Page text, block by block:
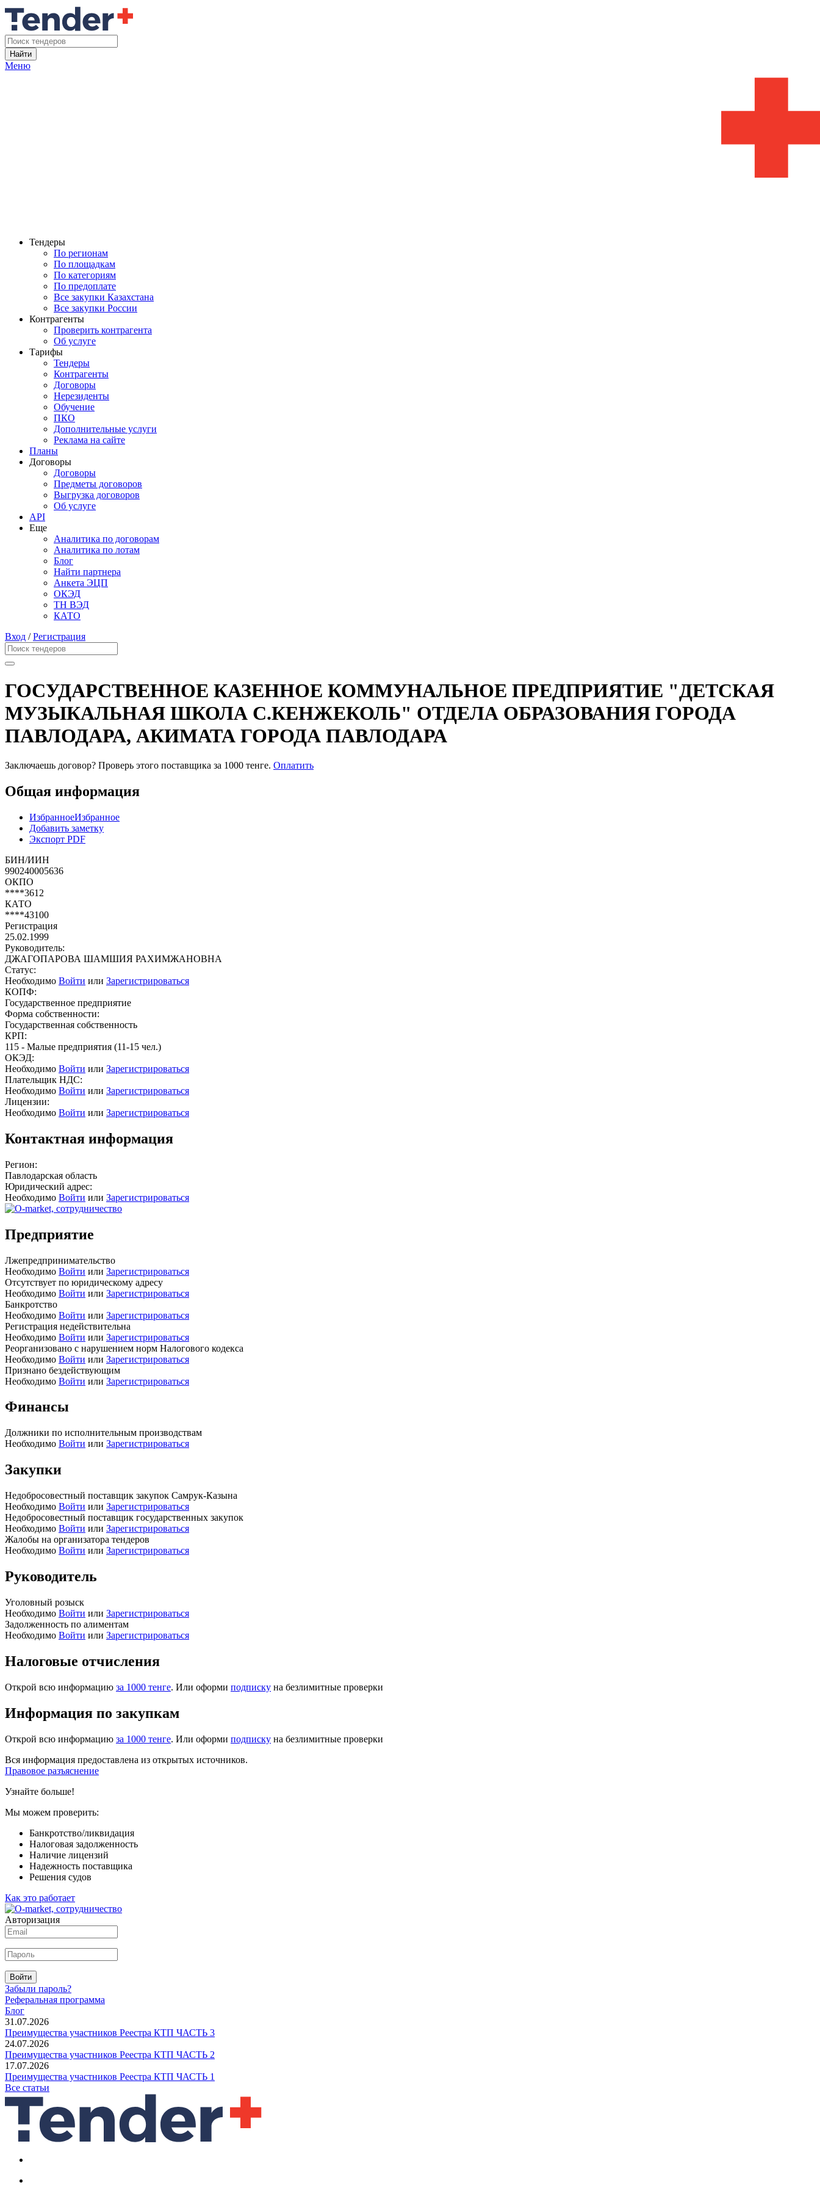
Найти
Меню
Тендеры
По регионам
По площадкам
По категориям
По предоплате
Все закупки Казахстана
Все закупки России
Контрагенты
Проверить контрагента
Об услуге
Тарифы
Тендеры
Контрагенты
Договоры
Нерезиденты
Обучение
ПКО
Дополнительные услуги
Реклама на сайте
Планы
Договоры
Договоры
Предметы договоров
Выгрузка договоров
Об услуге
API
Еще
Аналитика по договорам
Аналитика по лотам
Блог
Найти партнера
Анкета ЭЦП
ОКЭД
ТН ВЭД
КАТО
Вход /Регистрация
ГОСУДАРСТВЕННОЕ КАЗЕННОЕ КОММУНАЛЬНОЕ ПРЕДПРИЯТИЕ "ДЕТСКАЯ
МУЗЫКАЛЬНАЯ ШКОЛА С.КЕНЖЕКОЛЬ" ОТДЕЛА ОБРАЗОВАНИЯ ГОРОДА
ПАВЛОДАРА, АКИМАТА ГОРОДА ПАВЛОДАРА
Заключаешь договор? Проверь этого поставщика за 1000 тенге. Оплатить
Общая информация
ИзбранноеИзбранное
Добавить заметку
Экспорт PDF
БИН/ИИН
990240005636
ОКПО
****3612
КАТО
****43100
Регистрация
25.02.1999
Руководитель:
ДЖАГОПАРОВА ШАМШИЯ РАХИМЖАНОВНА
Статус:
Необходимо Войти или Зарегистрироваться
КОПФ:
Государственное предприятие
Форма собственности:
Государственная собственность
КРП:
115 - Малые предприятия (11-15 чел.)
ОКЭД:
Необходимо Войти или Зарегистрироваться
Плательщик НДС:
Необходимо Войти или Зарегистрироваться
Лицензии:
Необходимо Войти или Зарегистрироваться
Контактная информация
Регион:
Павлодарская область
Юридический адрес:
Необходимо Войти или Зарегистрироваться
Предприятие
Лжепредпринимательство
Необходимо Войти или Зарегистрироваться
Отсутствует по юридическому адресу
Необходимо Войти или Зарегистрироваться
Банкротство
Необходимо Войти или Зарегистрироваться
Регистрация недействительна
Необходимо Войти или Зарегистрироваться
Реорганизовано с нарушением норм Налогового кодекса
Необходимо Войти или Зарегистрироваться
Признано бездействующим
Необходимо Войти или Зарегистрироваться
Финансы
Должники по исполнительным производствам
Необходимо Войти или Зарегистрироваться
Закупки
Недобросовестный поставщик закупок Самрук-Казына
Необходимо Войти или Зарегистрироваться
Недобросовестный поставщик государственных закупок
Необходимо Войти или Зарегистрироваться
Жалобы на организатора тендеров
Необходимо Войти или Зарегистрироваться
Руководитель
Уголовный розыск
Необходимо Войти или Зарегистрироваться
Задолженность по алиментам
Необходимо Войти или Зарегистрироваться
Налоговые отчисления
Открой всю информацию за 1000 тенге. Или оформи подписку на безлимитные проверки
Информация по закупкам
Открой всю информацию за 1000 тенге. Или оформи подписку на безлимитные проверки
Вся информация предоставлена из открытых источников.
Правовое разъяснение
Узнайте больше!
Мы можем проверить:
Банкротство/ликвидация
Налоговая задолженность
Наличие лицензий
Надежность поставщика
Решения судов
Как это работает
Авторизация
Войти
Забыли пароль?
Реферальная программа
Блог
31.07.2026
Преимущества участников Реестра КТП ЧАСТЬ 3
24.07.2026
Преимущества участников Реестра КТП ЧАСТЬ 2
17.07.2026
Преимущества участников Реестра КТП ЧАСТЬ 1
Все статьи